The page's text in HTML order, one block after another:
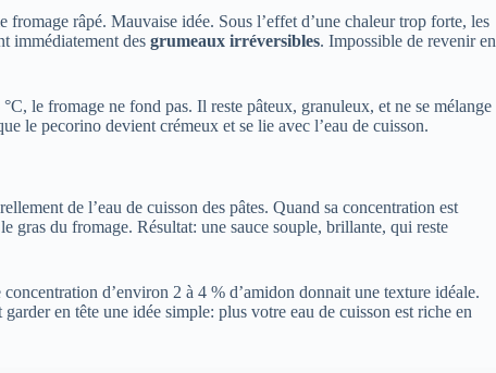
fromage râpé. Mauvaise idée. Sous l’effet d’une chaleur trop forte, les
immédiatement des grumeaux irréversibles. Impossible de revenir en
le fromage ne fond pas. Il reste pâteux, granuleux, et ne se mélange
le pecorino devient crémeux et se lie avec l’eau de cuisson.
de l’eau de cuisson des pâtes. Quand sa concentration est
gras du fromage. Résultat: une sauce souple, brillante, qui reste
d’environ 2 à 4 % d’amidon donnait une texture idéale.
en tête une idée simple: plus votre eau de cuisson est riche en